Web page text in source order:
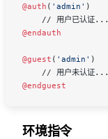
@auth ( 'admin' )
    // 用户已认证...
@endauth
@guest ( 'admin' )
    // 用户未认证...
@endguest
环境指令